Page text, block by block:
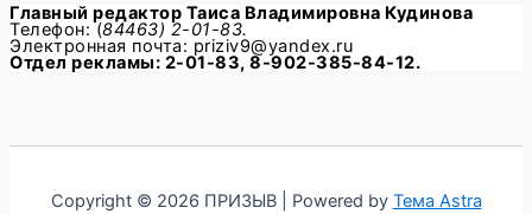
Главный редактор Таиса Владимировна Кудинова
Телефон: (84463) 2-01-83.
Электронная почта: priziv9@yandex.ru
Отдел рекламы: 2-01-83, 8-902-385-84-12.
Copyright © 2026 ПРИЗЫВ | Powered by Тема Astra